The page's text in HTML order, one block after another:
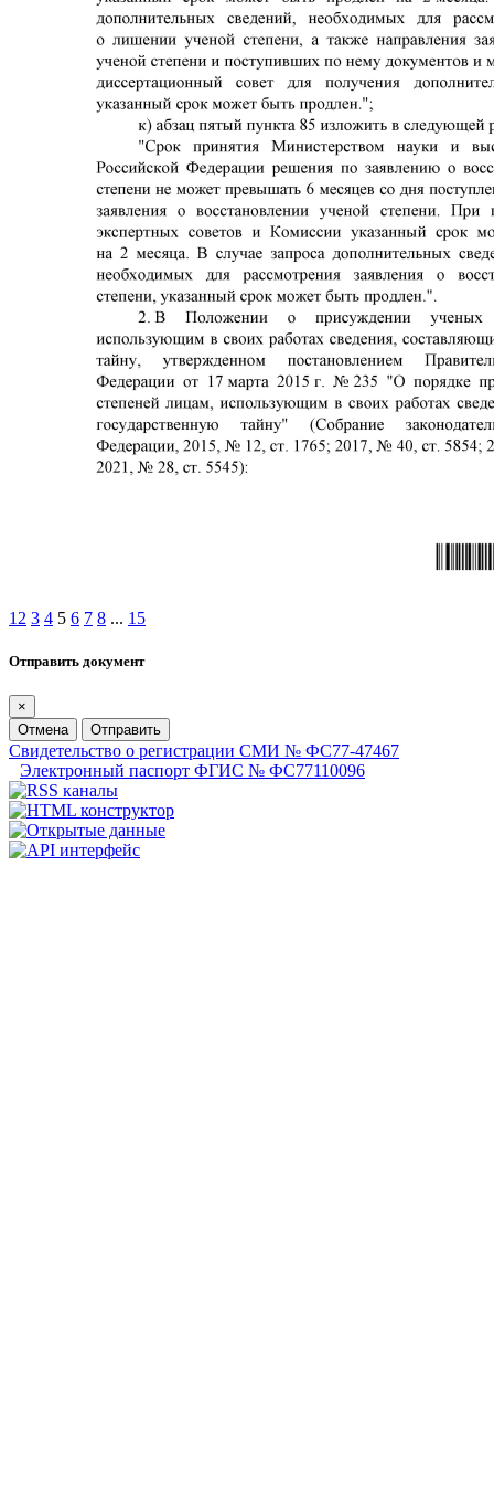
1 2 3 4 5 6 7 8 ... 15
Отправить документ
×
Отмена
Отправить
Свидетельство о регистрации СМИ № ФС77-47467
Электронный паспорт ФГИС № ФС77110096